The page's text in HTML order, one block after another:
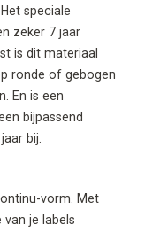
speciale
zeker 7 jaar
is dit materiaal
ronde of gebogen
En is een
bijpassend
bij.
vorm. Met
je labels